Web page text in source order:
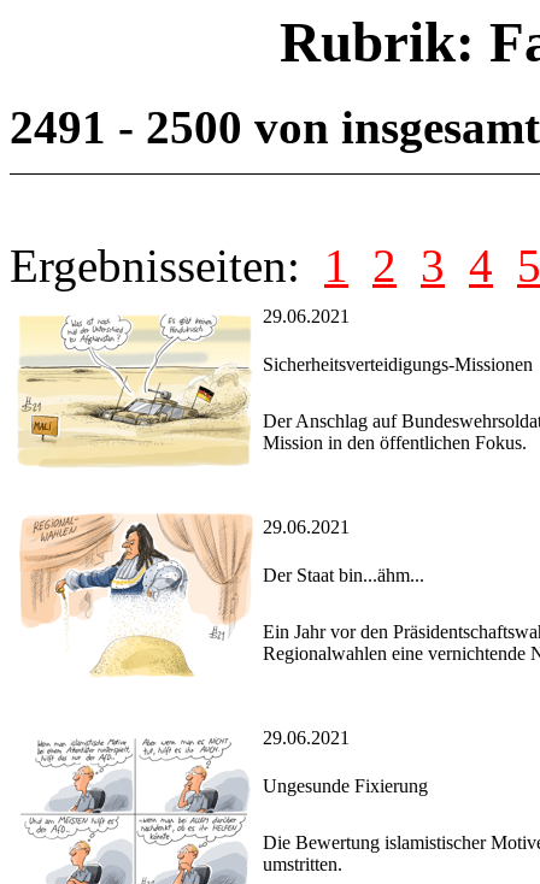
Rubrik:
2491 - 2500 von
Ergebnisseiten: 1 2 3 4 5
29.06.2021
Sicherheitsverteidigungs-Missionen
Der Anschlag auf
Mission in den öffentlichen Fokus.
29.06.2021
Der Staat bin...ähm...
Ein Jahr vor den
Regionalwahlen eine vernichtende
29.06.2021
Ungesunde Fixierung
Die Bewertung islamistischer
umstritten.